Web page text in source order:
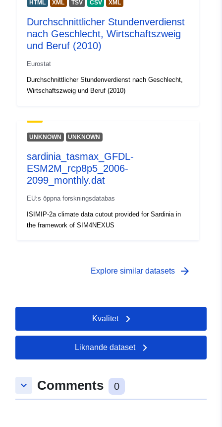
HTML XML TSV CSV XML
Durchschnittlicher Stundenverdienst
nach Geschlecht, Wirtschaftszweig
und Beruf (2010)
Eurostat
Durchschnittlicher Stundenverdienst nach Geschlecht,
Wirtschaftszweig und Beruf (2010)
UNKNOWN UNKNOWN
sardinia_tasmax_GFDL-
ESM2M_rcp8p5_2006-
2099_monthly.dat
EU:s öppna forskningsdatabas
ISIMIP-2a climate data cutout provided for Sardinia in
the framework of SIM4NEXUS
Explore similar datasets arrow_forward
Kvalitet
Liknande dataset
keyboard_arrow_down Comments 0